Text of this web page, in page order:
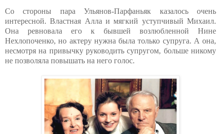
Со стороны пара Ульянов-Парфаньяк казалось очень
интересной. Властная Алла и мягкий уступчивый Михаил.
Она ревновала его к бывшей возлюбленной Нине
Нехлопоченко, но актеру нужна была только супруга. А она,
несмотря на привычку руководить супругом, больше никому
не позволяла повышать на него голос.